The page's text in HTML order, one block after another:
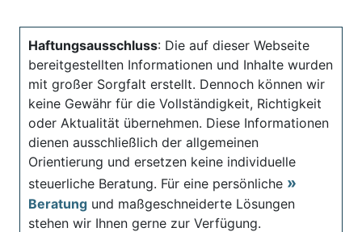
Haftungsausschluss: Die auf dieser Webseite
bereitgestellten Informationen und Inhalte wurden
mit großer Sorgfalt erstellt. Dennoch können wir
keine Gewähr für die Vollständigkeit, Richtigkeit
oder Aktualität übernehmen. Diese Informationen
dienen ausschließlich der allgemeinen
Orientierung und ersetzen keine individuelle
steuerliche Beratung. Für eine persönliche
Beratung und maßgeschneiderte Lösungen
stehen wir Ihnen gerne zur Verfügung.